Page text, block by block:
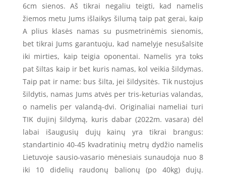
6cm sienos. Aš tikrai negaliu teigti, kad namelis
žiemos metu Jums išlaikys šilumą taip pat gerai, kaip
A plius klasės namas su pusmetrinėmis sienomis,
bet tikrai Jums garantuoju, kad namelyje nesušalsite
iki mirties, kaip teigia oponentai. Namelis yra toks
pat šiltas kaip ir bet kuris namas, kol veikia šildymas.
Taip pat ir name: bus šilta, jei šildysitės. Tik nustojus
šildytis, namas Jums atvės per tris-keturias valandas,
o namelis per valandą-dvi. Originaliai nameliai turi
TIK dujinį šildymą, kuris dabar (2022m. vasara) dėl
labai išaugusių dujų kainų yra tikrai brangus:
standartinio 40-45 kvadratinių metrų dydžio namelis
Lietuvoje sausio-vasario mėnesiais sunaudoja nuo 8
iki 10 didelių raudonų balionų (po 40kg) dujų.